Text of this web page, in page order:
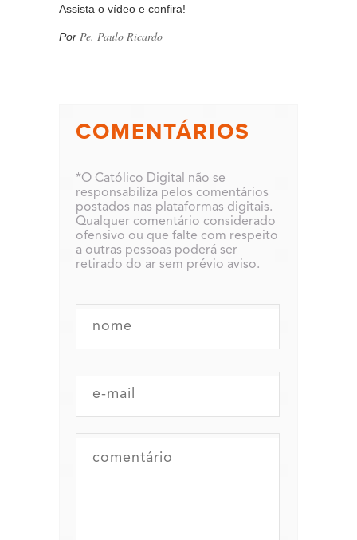
Assista o vídeo e confira!
Por Pe. Paulo Ricardo
COMENTÁRIOS
*O Católico Digital não se
responsabiliza pelos comentários
postados nas plataformas digitais.
Qualquer comentário considerado
ofensivo ou que falte com respeito
a outras pessoas poderá ser
retirado do ar sem prévio aviso.